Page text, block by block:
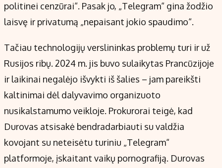
politinei cenzūrai“. Pasak jo, „Telegram“ gina žodžio
laisvę ir privatumą „nepaisant jokio spaudimo“.
Tačiau technologijų verslininkas problemų turi ir už
Rusijos ribų. 2024 m. jis buvo sulaikytas Prancūzijoje
ir laikinai negalėjo išvykti iš šalies – jam pareikšti
kaltinimai dėl dalyvavimo organizuoto
nusikalstamumo veikloje. Prokurorai teigė, kad
Durovas atsisakė bendradarbiauti su valdžia
kovojant su neteisėtu turiniu „Telegram“
platformoje, įskaitant vaikų pornografiją. Durovas